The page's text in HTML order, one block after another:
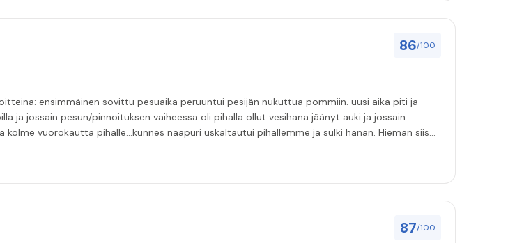
86/100
ja jossain pesun/pinnoituksen vaiheessa oli pihalla ollut vesihana jäänyt auki ja jossain
pihalle...kunnes naapuri uskaltautui pihallemme ja sulki hanan. Hieman siis
87/100